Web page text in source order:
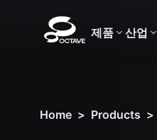
제품 산업
Home > Products >